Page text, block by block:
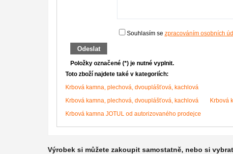
Souhlasím se zpracováním osobních
Odeslat
Položky označené (*) je nutné vyplnit.
Toto zboží najdete také v kategoriích:
Krbová kamna, plechová, dvouplášťová, kachlová
Krbová kamna, plechová, dvouplášťová, kachlová
Krbová
Krbová kamna JOTUL od autorizovaného prodejce
Výrobek si můžete zakoupit samostatně, nebo si